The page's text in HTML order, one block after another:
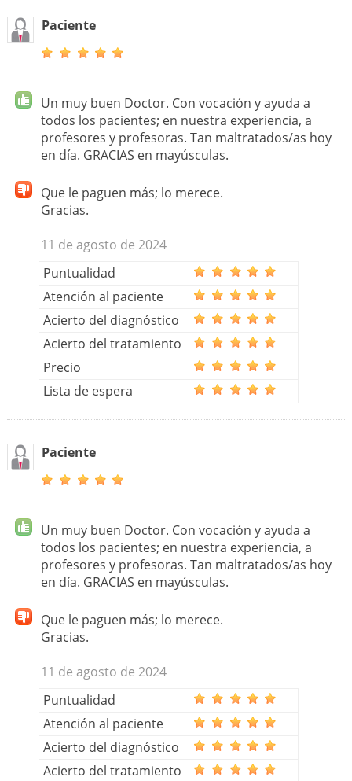
Paciente
Un muy buen Doctor. Con vocación y ayuda a
todos los pacientes; en nuestra experiencia, a
profesores y profesoras. Tan maltratados/as hoy
en día. GRACIAS en mayúsculas.
Que le paguen más; lo merece.
Gracias.
11 de agosto de 2024
Puntualidad
Atención al paciente
Acierto del diagnóstico
Acierto del tratamiento
Precio
Lista de espera
Paciente
Un muy buen Doctor. Con vocación y ayuda a
todos los pacientes; en nuestra experiencia, a
profesores y profesoras. Tan maltratados/as hoy
en día. GRACIAS en mayúsculas.
Que le paguen más; lo merece.
Gracias.
11 de agosto de 2024
Puntualidad
Atención al paciente
Acierto del diagnóstico
Acierto del tratamiento